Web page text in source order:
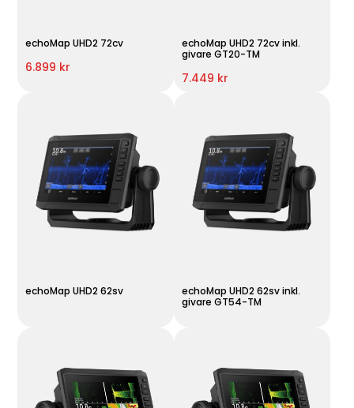
echoMap UHD2 72cv
6.899 kr
echoMap UHD2 72cv inkl.
givare GT20-TM
7.449 kr
echoMap UHD2 62sv
echoMap UHD2 62sv inkl.
givare GT54-TM